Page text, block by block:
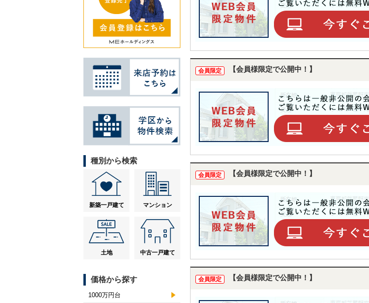
会員限定 【会員様限定で公開中！】
会員限定 【会員様限定で公開中！】
会員限定 【会員様限定で公開中！】
種別から検索
新築一戸建て マンション
土地 中古一戸建て
価格から探す
1000万円台